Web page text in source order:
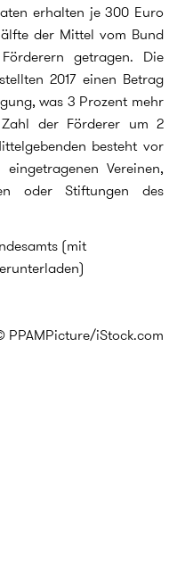
erhalten je 300 Euro
der Mittel vom Bund
getragen. Die
2017 einen Betrag
was 3 Prozent mehr
der Förderer um 2
besteht vor
Vereinen,
oder Stiftungen des
(mit
PPAMPicture/iStock.com